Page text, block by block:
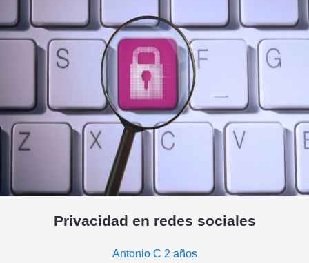
Privacidad en redes sociales
Antonio C 2 años